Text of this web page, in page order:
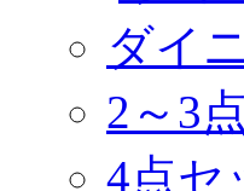
ダイ
2～3
4点セ